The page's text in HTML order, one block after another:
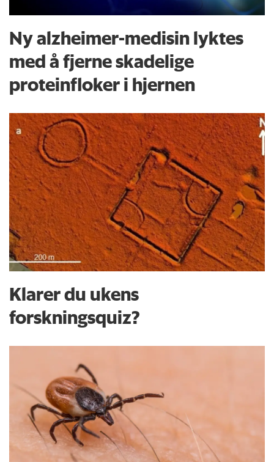
Ny alzheimer-medisin lyktes
med å fjerne skadelige
proteinfloker i hjernen
Klarer du ukens
forskningsquiz?